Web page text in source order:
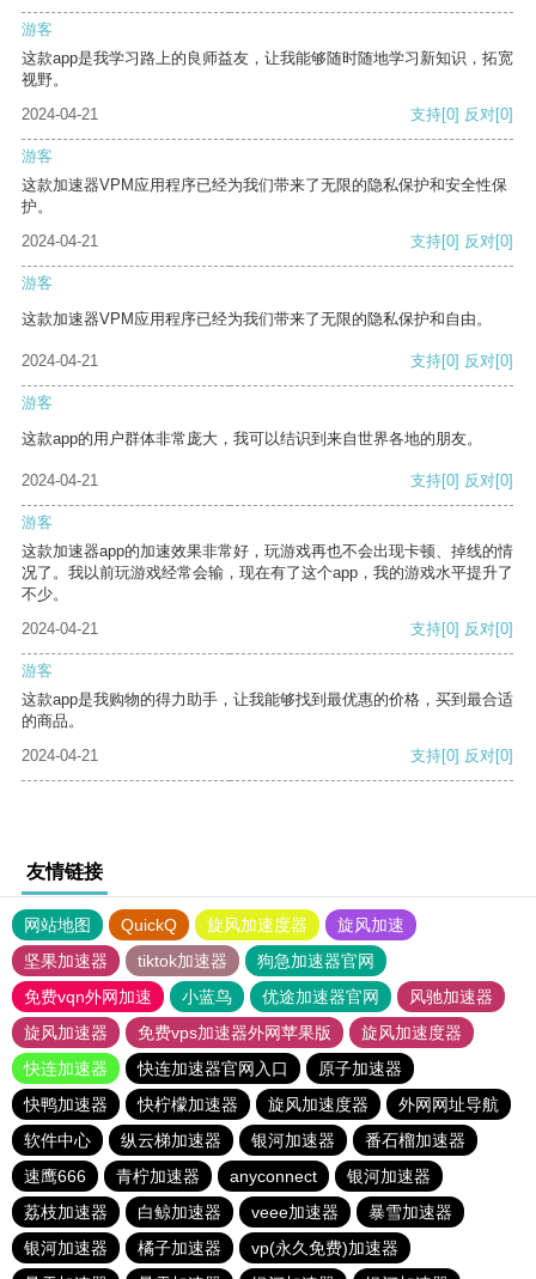
游客
这款app是我学习路上的良师益友，让我能够随时随地学习新知识，拓宽
视野。
2024-04-21
支持[0] 反对[0]
游客
这款加速器VPM应用程序已经为我们带来了无限的隐私保护和安全性保
护。
2024-04-21
支持[0] 反对[0]
游客
这款加速器VPM应用程序已经为我们带来了无限的隐私保护和自由。
2024-04-21 支持[0] 反对[0]
游客
这款app的用户群体非常庞大，我可以结识到来自世界各地的朋友。
2024-04-21 支持[0] 反对[0]
游客
这款加速器app的加速效果非常好，玩游戏再也不会出现卡顿、掉线的情
况了。我以前玩游戏经常会输，现在有了这个app，我的游戏水平提升了
不少。
2024-04-21
支持[0] 反对[0]
游客
这款app是我购物的得力助手，让我能够找到最优惠的价格，买到最合适
的商品。
2024-04-21
支持[0] 反对[0]
友情链接
网站地图 QuickQ 旋风加速度器
旋风加速
坚果加速器
tiktok加速器
狗急加速器官网
免费vqn外网加速
小蓝鸟 优途加速器官网
风驰加速器
旋风加速器
免费vps加速器外网苹果版
旋风加速度器
快连加速器
快连加速器官网入口
原子加速器
快鸭加速器
快柠檬加速器 旋风加速度器
外网网址导航
软件中心
纵云梯加速器 银河加速器
番石榴加速器
速鹰666
青柠加速器 anyconnect
银河加速器
荔枝加速器
白鲸加速器 veee加速器
暴雪加速器
银河加速器
橘子加速器
vp(永久免费)加速器